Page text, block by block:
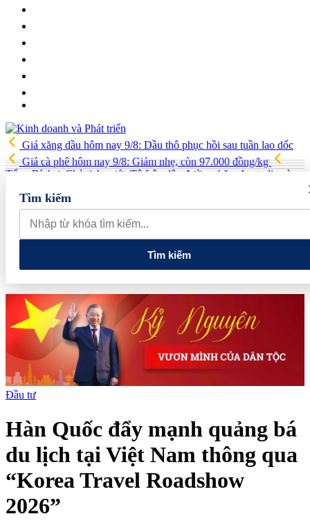
Giá xăng dầu hôm nay 9/8: Dầu thô phục hồi sau tuần lao dốc
Giá cà phê hôm nay 9/8: Giảm nhẹ, còn 97.000 đồng/kg
Tổng Bí thư, Chủ tịch nước Tô Lâm lên đường thăm Australia và
New Zealand
quan đến lĩnh vực tài chính, ngân hàng
Xử lý đến cùng các
vướng mắc, không đẩy doanh nghiệp đi vòng
Tìm kiếm
Tìm kiếm
Đầu tư
Hàn Quốc đẩy mạnh quảng bá
du lịch tại Việt Nam thông qua
“Korea Travel Roadshow
2026”